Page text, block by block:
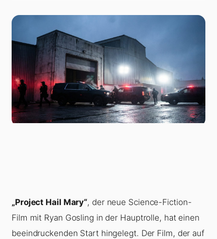
„Project Hail Mary“, der neue Science-Fiction-
Film mit Ryan Gosling in der Hauptrolle, hat einen
beeindruckenden Start hingelegt. Der Film, der auf